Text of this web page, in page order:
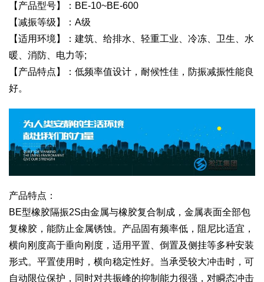
【产品型号】：BE-10~BE-600
【减振等级】：A级
【适用环境】：建筑、给排水、轻重工业、冷冻、卫生、水
暖、消防、电力等;
【产品特点】：低频率值设计，耐候性佳，防振减振性能良
好。
产品特点：
BE型橡胶隔振2S由金属与橡胶复合制成，金属表面全部包
复橡胶，能防止金属锈蚀。产品固有频率低，阻尼比适宜，
横向刚度高于垂向刚度，适用平置、倒置及侧挂等多种安装
形式。平置使用时，横向稳定性好。当承受较大冲击时，可
自动限位保护，同时对共振峰的抑制能力很强，对瞬态冲击